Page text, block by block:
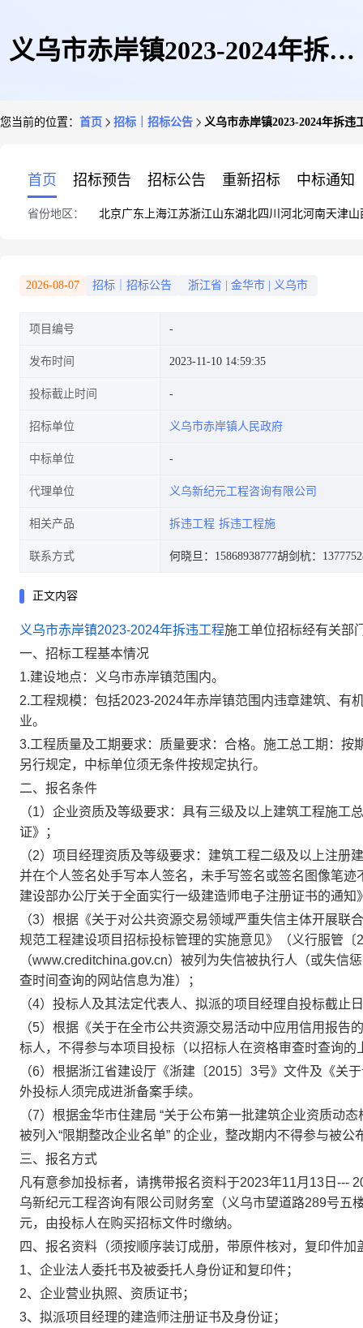
义乌市赤岸镇2023-2024年拆违
您当前的位置： 首页 招标｜招标公告 义乌市赤岸镇2023-2024年拆违
首页 招标预告 招标公告 重新招标 中标通知
省份地区： 北京广东 上海江苏浙江山东湖北四川 河北河南天津山
2026-08-07 招标｜招标公告 浙江省 金华市 义乌市
项目编号
发布时间 2023-11-10 14:59:35
投标截止时间
招标单位 义乌市赤岸镇人民政府
中标单位
代理单位 义乌新纪元工程咨询有限公司
相关产品 拆违工程 拆违工程施
联系方式 何晓旦：15868938777胡剑杭：
正文内容
义乌市赤岸镇2023-2024年拆违工程施工单位招标经有关部
一、招标工程基本情况
1.建设地点：义乌市赤岸镇范围内。
2.工程规模：包括2023-2024年赤岸镇范围内违章建筑、有
业。
3.工程质量及工期要求：质量要求：合格。施工总工期：
另行规定，中标单位须无条件按规定执行。
二、报名条件
（1）企业资质及等级要求：具有三级及以上建筑工程施
证》；
（2）项目经理资质及等级要求：建筑工程二级及以上注
并在个人签名处手写本人签名，未手写签名或签名图像笔
建设部办公厅关于全面实行一级建造师电子注册证书的通知
（3）根据《关于对公共资源交易领域严重失信主体开展
规范工程建设项目招标投标管理的实施意见》（义行服管〔
（www.creditchina.gov.cn）被列为失信被执行人（或失
查时间查询的网站信息为准）；
（4）投标人及其法定代表人、拟派的项目经理自投标截止
（5）根据《关于在全市公共资源交易活动中应用信用报
标人，不得参与本项目投标（以招标人在资格审查时查询的
（6）根据浙江省建设厅《浙建〔2015〕3号》文件及《关
外投标人须完成进浙备案手续。
（7）根据金华市住建局 “关于公布第一批建筑企业资质动
被列入“限期整改企业名单” 的企业，整改期内不得参与被
三、报名方式
凡有意参加投标者，请携带报名资料于2023年11月13
乌新纪元工程咨询有限公司财务室（义乌市望道路289号
元，由投标人在购买招标文件时缴纳。
四、报名资料（须按顺序装订成册，带原件核对，复印件
1、企业法人委托书及被委托人身份证和复印件；
2、企业营业执照、资质证书；
3、拟派项目经理的建造师注册证书及身份证；